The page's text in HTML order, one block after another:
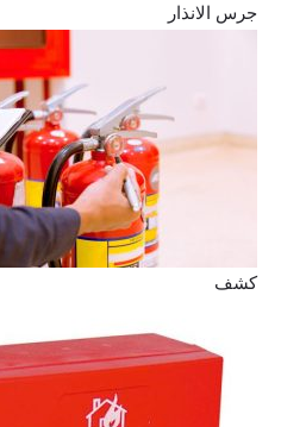
جرس الانذار
كشف